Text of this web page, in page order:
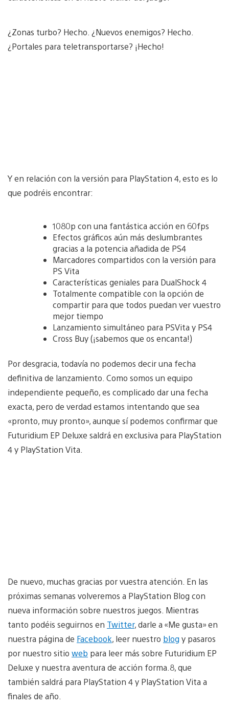
¿Zonas turbo? Hecho. ¿Nuevos enemigos? Hecho.
¿Portales para teletransportarse? ¡Hecho!
Y en relación con la versión para PlayStation 4, esto es lo
que podréis encontrar:
1080p con una fantástica acción en 60fps
Efectos gráficos aún más deslumbrantes
gracias a la potencia añadida de PS4
Marcadores compartidos con la versión para
PS Vita
Características geniales para DualShock 4
Totalmente compatible con la opción de
compartir para que todos puedan ver vuestro
mejor tiempo
Lanzamiento simultáneo para PSVita y PS4
Cross Buy (¡sabemos que os encanta!)
Por desgracia, todavía no podemos decir una fecha
definitiva de lanzamiento. Como somos un equipo
independiente pequeño, es complicado dar una fecha
exacta, pero de verdad estamos intentando que sea
«pronto, muy pronto», aunque sí podemos confirmar que
Futuridium EP Deluxe saldrá en exclusiva para PlayStation
4 y PlayStation Vita.
De nuevo, muchas gracias por vuestra atención. En las
próximas semanas volveremos a PlayStation Blog con
nueva información sobre nuestros juegos. Mientras
tanto podéis seguirnos en Twitter, darle a «Me gusta» en
nuestra página de Facebook, leer nuestro blog y pasaros
por nuestro sitio web para leer más sobre Futuridium EP
Deluxe y nuestra aventura de acción forma.8, que
también saldrá para PlayStation 4 y PlayStation Vita a
finales de año.